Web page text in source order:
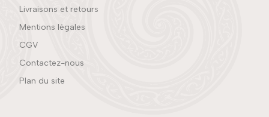
Livraisons et retours
Mentions légales
CGV
Contactez-nous
Plan du site